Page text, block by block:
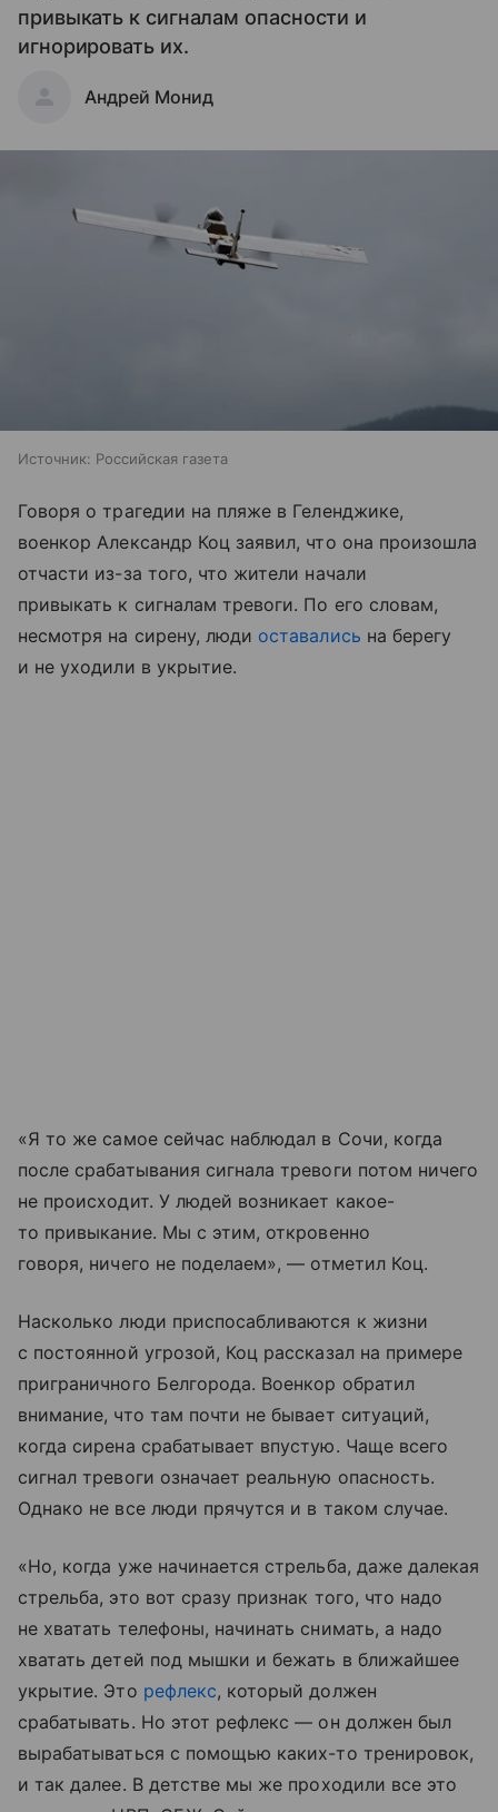
привыкать к сигналам опасности и
игнорировать их.
Андрей Монид
Источник: Российская газета
Говоря о трагедии на пляже в Геленджике,
военкор Александр Коц заявил, что она произошла
отчасти из-за того, что жители начали
привыкать к сигналам тревоги. По его словам,
несмотря на сирену, люди оставались на берегу
и не уходили в укрытие.
«Я то же самое сейчас наблюдал в Сочи, когда
после срабатывания сигнала тревоги потом ничего
не происходит. У людей возникает какое-
то привыкание. Мы с этим, откровенно
говоря, ничего не поделаем», — отметил Коц.
Насколько люди приспосабливаются к жизни
с постоянной угрозой, Коц рассказал на примере
приграничного Белгорода. Военкор обратил
внимание, что там почти не бывает ситуаций,
когда сирена срабатывает впустую. Чаще всего
сигнал тревоги означает реальную опасность.
Однако не все люди прячутся и в таком случае.
«Но, когда уже начинается стрельба, даже далекая
стрельба, это вот сразу признак того, что надо
не хватать телефоны, начинать снимать, а надо
хватать детей под мышки и бежать в ближайшее
укрытие. Это рефлекс, который должен
срабатывать. Но этот рефлекс — он должен был
вырабатываться с помощью каких-то тренировок,
и так далее. В детстве мы же проходили все это